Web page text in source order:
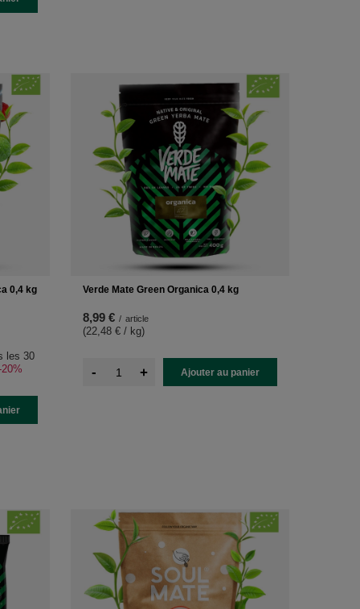
0,4 kg
les 30
20%
Verde Mate Green Organica 0,4 kg
8,99 € / article
(22,48 € / kg)
- + Ajouter au panier